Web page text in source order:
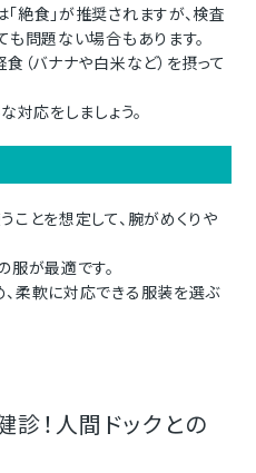
絶食」が推奨されますが、検査
問題ない場合もあります。
（バナナや白米など）を摂って
対応をしましょう。
ことを想定して、腕がめくりや
服が最適です。
柔軟に対応できる服装を選ぶ
！人間ドックとの